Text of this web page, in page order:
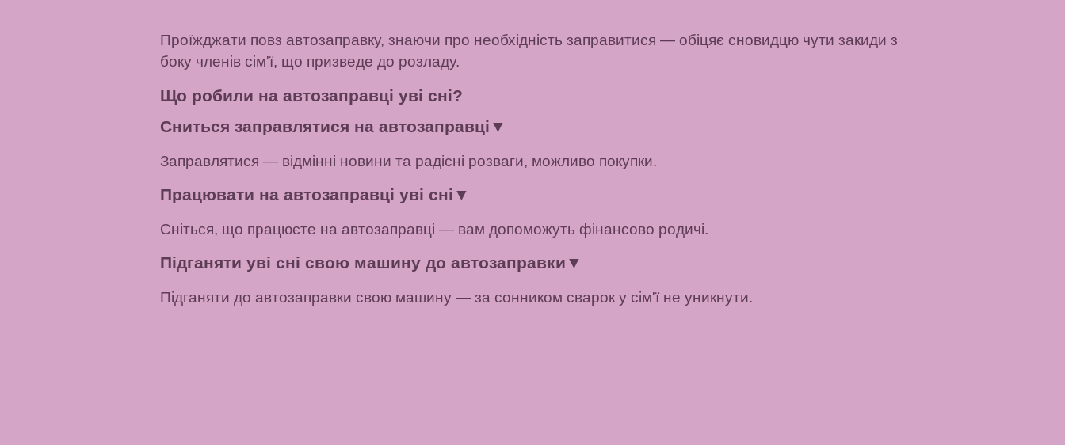
Проїжджати повз автозаправку, знаючи про необхідність заправитися — обіцяє сновидцю чути закиди з
боку членів сім'ї, що призведе до розладу.
Що робили на автозаправці уві сні?
Сниться заправлятися на автозаправці ▼
Заправлятися — відмінні новини та радісні розваги, можливо покупки.
Працювати на автозаправці уві сні ▼
Сніться, що працюєте на автозаправці — вам допоможуть фінансово родичі.
Підганяти уві сні свою машину до автозаправки ▼
Підганяти до автозаправки свою машину — за сонником сварок у сім'ї не уникнути.